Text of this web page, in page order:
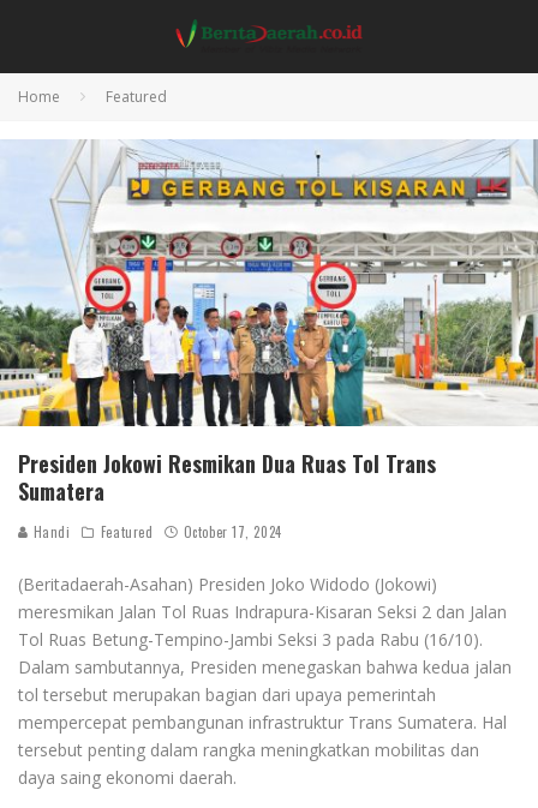
Home Featured
Presiden Jokowi Resmikan Dua Ruas Tol Trans
Sumatera
Handi Featured October 17, 2024
(Beritadaerah-Asahan) Presiden Joko Widodo (Jokowi)
meresmikan Jalan Tol Ruas Indrapura-Kisaran Seksi 2 dan Jalan
Tol Ruas Betung-Tempino-Jambi Seksi 3 pada Rabu (16/10).
Dalam sambutannya, Presiden menegaskan bahwa kedua jalan
tol tersebut merupakan bagian dari upaya pemerintah
mempercepat pembangunan infrastruktur Trans Sumatera. Hal
tersebut penting dalam rangka meningkatkan mobilitas dan
daya saing ekonomi daerah.